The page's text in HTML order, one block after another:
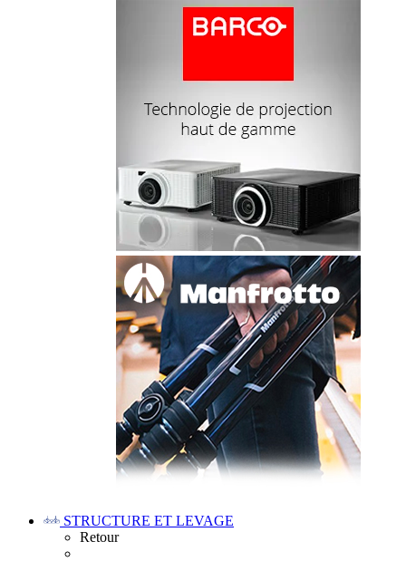
STRUCTURE ET LEVAGE
Retour